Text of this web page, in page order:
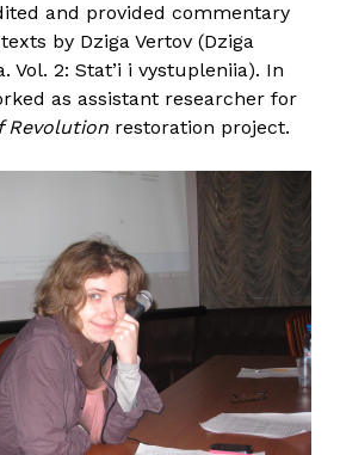
and provided commentary
by Dziga Vertov (Dziga
Vol. 2: Stat’i i vystupleniia). In
as assistant researcher for
Revolution restoration project.